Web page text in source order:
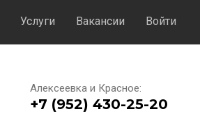
Услуги Вакансии Войти
Алексеевка и Красное:
+7 (952) 430-25-20